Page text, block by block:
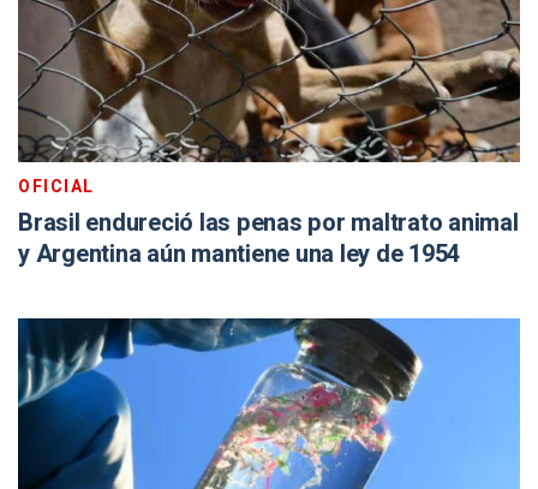
OFICIAL
Brasil endureció las penas por maltrato animal
y Argentina aún mantiene una ley de 1954